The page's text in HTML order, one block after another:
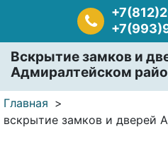
Вскрытие замков и
Адмиралтейском
Главная
вскрытие замков и дверей